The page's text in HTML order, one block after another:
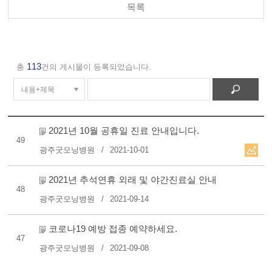
목록
총 113건의 게시물이 등록되었습니다.
49
2021년 10월 공휴일 진료 안내입니다.
광주굿모닝병원 2021-10-01
48
2021년 추석연휴 외래 및 야간진료실 안내
광주굿모닝병원 2021-09-14
47
코로나19 예방 접종 예약하세요.
광주굿모닝병원 2021-09-08